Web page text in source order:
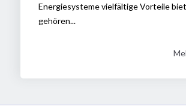
Energiesysteme vielfältige Vorteile
gehören...